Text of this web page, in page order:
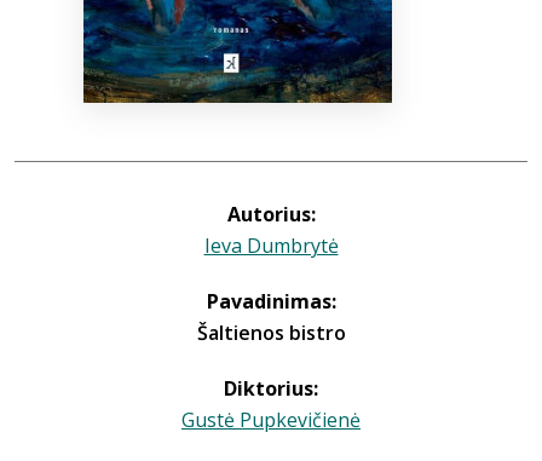
Autorius:
Ieva Dumbrytė
Pavadinimas:
Šaltienos bistro
Diktorius:
Gustė Pupkevičienė